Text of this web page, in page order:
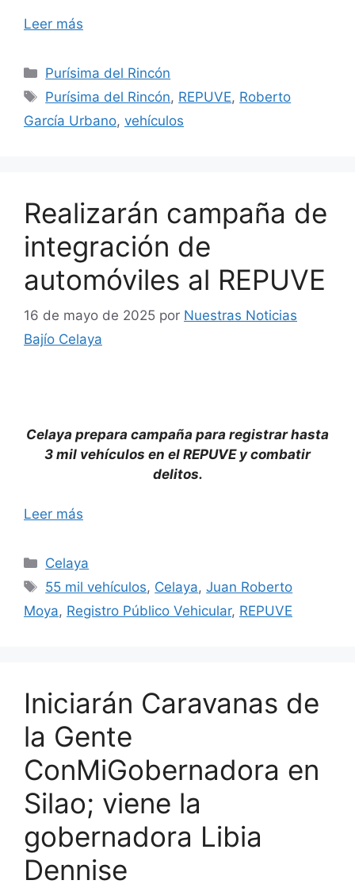
Leer más
Categorías
Purísima del Rincón
Etiquetas
Purísima del Rincón, REPUVE, Roberto
García Urbano, vehículos
Realizarán campaña de
integración de
automóviles al REPUVE
16 de mayo de 2025 por Nuestras Noticias
Bajío Celaya
Celaya prepara campaña para registrar hasta
3 mil vehículos en el REPUVE y combatir
delitos.
Leer más
Categorías
Celaya
Etiquetas
55 mil vehículos, Celaya,Juan Roberto
Moya, Registro Público Vehicular, REPUVE
Iniciarán Caravanas de
la Gente
ConMiGobernadora en
Silao; viene la
gobernadora Libia
Dennise